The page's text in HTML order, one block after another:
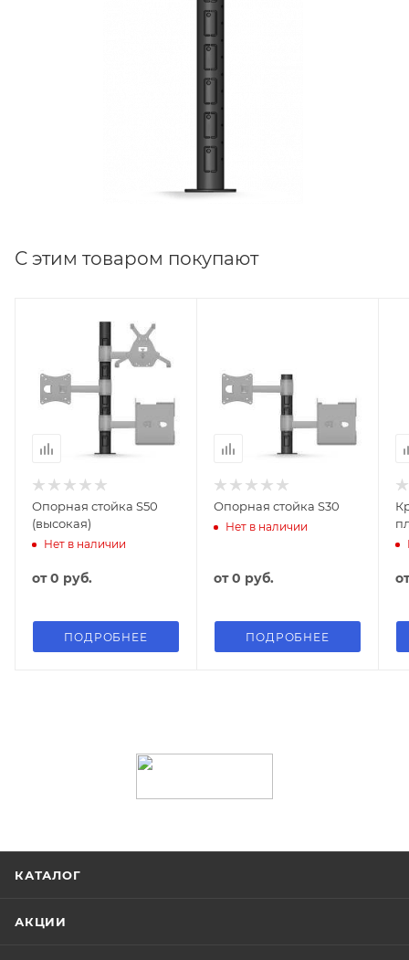
С этим товаром покупают
Опорная стойка S50
(высокая)
Нет в наличии
от0 руб.
ПОДРОБНЕЕ
Опорная стойка S30
Нет в наличии
от0 руб.
ПОДРОБНЕЕ
КАТАЛОГ
АКЦИИ